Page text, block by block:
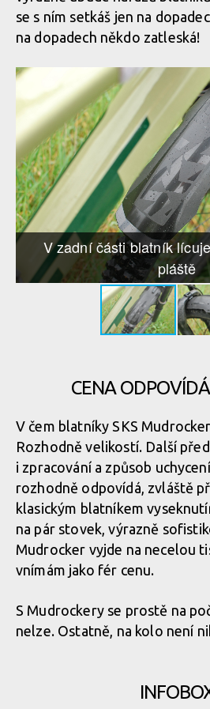
se s ním setkáš jen na
na dopadech někdo zatleská!
V zadní části blatník
pláště
CENA
V čem blatníky SKS
Rozhodně velikostí. Další
i zpracování a způsob
rozhodně odpovídá, zvláště
klasickým blatníkem
na pár stovek, výrazně
Mudrocker vyjde na necelou
vnímám jako fér cenu.
S Mudrockery se prostě na
nelze. Ostatně, na kolo není